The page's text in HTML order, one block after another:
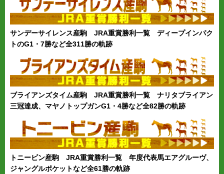
サンデーサイレンス産駒 JRA重賞勝利一覧 ディープインパク
トのG1・7勝など全311勝の軌跡
ブライアンズタイム産駒 JRA重賞勝利一覧 ナリタブライアン
三冠達成、マヤノトップガンG1・4勝など全82勝の軌跡
トニービン産駒 JRA重賞勝利一覧 年度代表馬エアグルーヴ、
ジャングルポケットなど全61勝の軌跡